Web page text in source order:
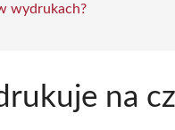
wydrukach?
na